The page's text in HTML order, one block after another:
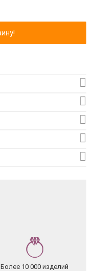
Более 10 000 изделий